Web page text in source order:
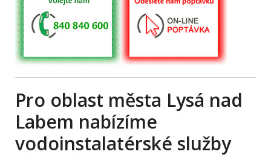
Pro oblast města Lysá nad
Labem nabízíme
vodoinstalatérské služby